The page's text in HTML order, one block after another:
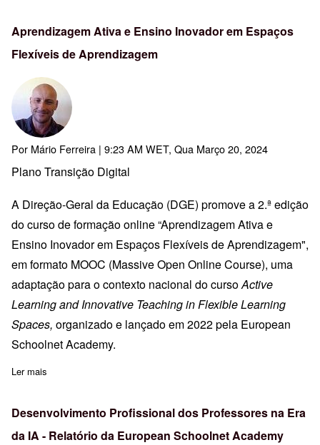
Aprendizagem Ativa e Ensino Inovador em Espaços
Flexíveis de Aprendizagem
Por Mário Ferreira | 9:23 AM WET, Qua Março 20, 2024
Plano Transição Digital
A Direção-Geral da Educação (DGE) promove a 2.ª edição
do curso de formação online “Aprendizagem Ativa e
Ensino Inovador em Espaços Flexíveis de Aprendizagem",
em formato MOOC (Massive Open Online Course), uma
adaptação para o contexto nacional do cursoActive
Learning and Innovative Teaching in Flexible Learning
Spaces, organizado e lançado em 2022 pela European
Schoolnet Academy.
Ler mais
Desenvolvimento Profissional dos Professores na Era
da IA - Relatório da European Schoolnet Academy